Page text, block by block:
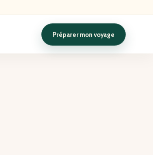
Préparer mon voyage